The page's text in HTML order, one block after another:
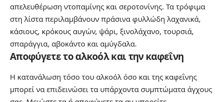
απελευθέρωση ντοπαμίνης και σεροτονίνης. Τα τρόφιμα
στη λίστα περιλαμβάνουν πράσινα φυλλώδη λαχανικά,
κάσιους, κρόκους αυγών, ψάρι, ξινολάχανο, τουρσιά,
σπαράγγια, αβοκάντο και αμύγδαλα.
Αποφύγετε το αλκοόλ και την καφεΐνη
Η κατανάλωση τόσο του αλκοόλ όσο και της καφεΐνης
μπορεί να επιδεινώσει τα υπάρχοντα συμπτώματα άγχους